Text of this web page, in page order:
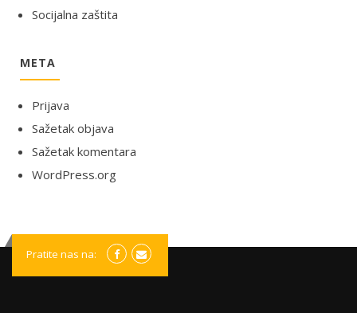
Socijalna zaštita
META
Prijava
Sažetak objava
Sažetak komentara
WordPress.org
Pratite nas na: